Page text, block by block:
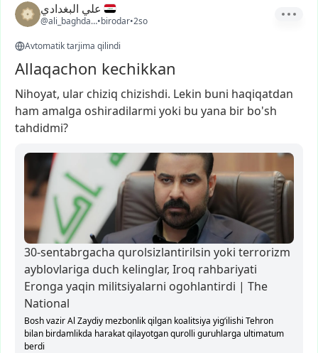
علي البغدادي
@ali_baghdadi3
•birodar•2so
Avtomatik tarjima qilindi
Allaqachon kechikkan
Nihoyat, ular chiziq chizishdi. Lekin buni haqiqatdan
ham amalga oshiradilarmi yoki bu yana bir bo'sh
tahdidmi?
30-sentabrgacha qurolsizlantirilsin yoki terrorizm
ayblovlariga duch kelinglar, Iroq rahbariyati
Eronga yaqin militsiyalarni ogohlantirdi | The
National
Bosh vazir Al Zaydiy mezbonlik qilgan koalitsiya yig‘ilishi Tehron
bilan birdamlikda harakat qilayotgan qurolli guruhlarga ultimatum
berdi